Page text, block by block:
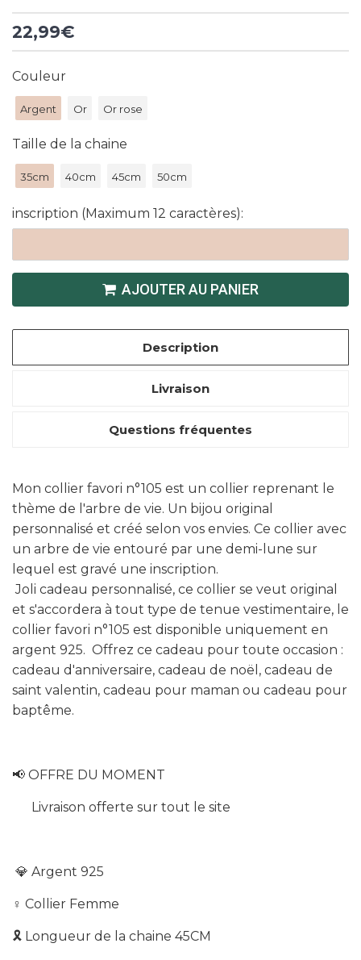
22,99€
Couleur
Argent Or Or rose
Taille de la chaine
35cm 40cm 45cm 50cm
inscription (Maximum 12 caractères):
AJOUTER AU PANIER
Description
Livraison
Questions fréquentes
Mon collier favori n°105 est un collier reprenant le
thème de l'arbre de vie. Un bijou original
personnalisé et créé selon vos envies. Ce collier avec
un arbre de vie entouré par une demi-lune sur
lequel est gravé une inscription.
Joli cadeau personnalisé, ce collier se veut original
et s'accordera à tout type de tenue vestimentaire, le
collier favori n°105 est disponible uniquement en
argent 925. Offrez ce cadeau pour toute occasion :
cadeau d'anniversaire, cadeau de noël, cadeau de
saint valentin, cadeau pour maman ou cadeau pour
baptême.
📢 OFFRE DU MOMENT
Livraison offerte sur tout le site
💎 Argent 925
♀️ Collier Femme
🎗 Longueur de la chaine 45CM